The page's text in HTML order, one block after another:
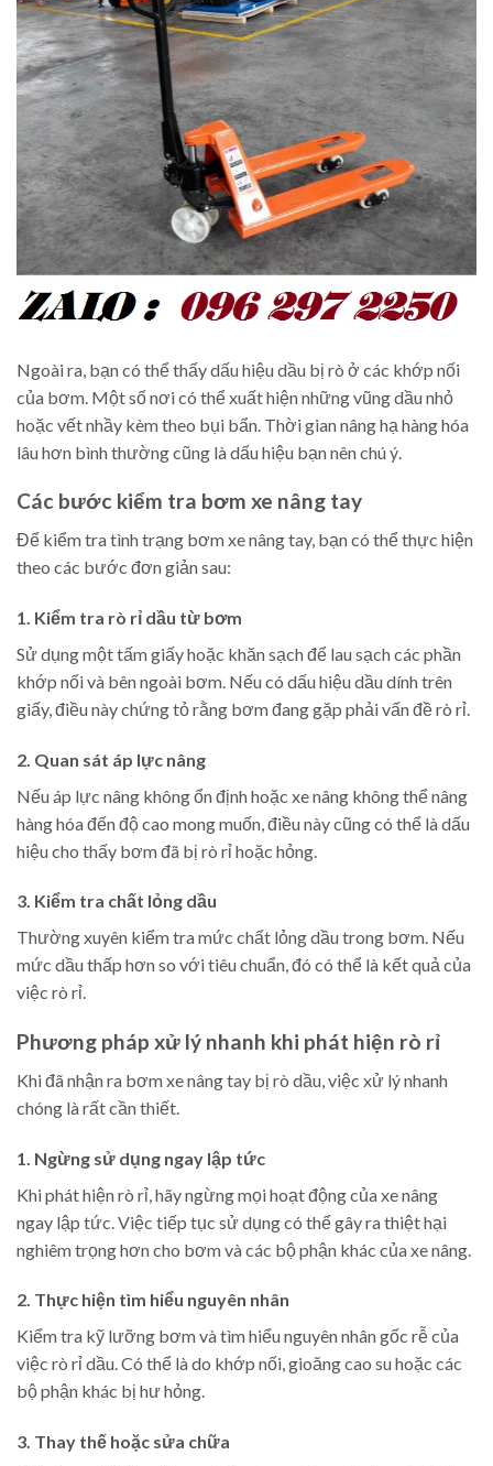
Ngoài ra, bạn có thể thấy dấu hiệu dầu bị rò ở các khớp nối
của bơm. Một số nơi có thể xuất hiện những vũng dầu nhỏ
hoặc vết nhầy kèm theo bụi bẩn. Thời gian nâng hạ hàng hóa
lâu hơn bình thường cũng là dấu hiệu bạn nên chú ý.
Các bước kiểm tra bơm xe nâng tay
Để kiểm tra tình trạng bơm xe nâng tay, bạn có thể thực hiện
theo các bước đơn giản sau:
1. Kiểm tra rò rỉ dầu từ bơm
Sử dụng một tấm giấy hoặc khăn sạch để lau sạch các phần
khớp nối và bên ngoài bơm. Nếu có dấu hiệu dầu dính trên
giấy, điều này chứng tỏ rằng bơm đang gặp phải vấn đề rò rỉ.
2. Quan sát áp lực nâng
Nếu áp lực nâng không ổn định hoặc xe nâng không thể nâng
hàng hóa đến độ cao mong muốn, điều này cũng có thể là dấu
hiệu cho thấy bơm đã bị rò rỉ hoặc hỏng.
3. Kiểm tra chất lỏng dầu
Thường xuyên kiểm tra mức chất lỏng dầu trong bơm. Nếu
mức dầu thấp hơn so với tiêu chuẩn, đó có thể là kết quả của
việc rò rỉ.
Phương pháp xử lý nhanh khi phát hiện rò rỉ
Khi đã nhận ra bơm xe nâng tay bị rò dầu, việc xử lý nhanh
chóng là rất cần thiết.
1. Ngừng sử dụng ngay lập tức
Khi phát hiện rò rỉ, hãy ngừng mọi hoạt động của xe nâng
ngay lập tức. Việc tiếp tục sử dụng có thể gây ra thiệt hại
nghiêm trọng hơn cho bơm và các bộ phận khác của xe nâng.
2. Thực hiện tìm hiểu nguyên nhân
Kiểm tra kỹ lưỡng bơm và tìm hiểu nguyên nhân gốc rễ của
việc rò rỉ dầu. Có thể là do khớp nối, gioăng cao su hoặc các
bộ phận khác bị hư hỏng.
3. Thay thế hoặc sửa chữa